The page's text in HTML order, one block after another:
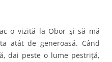
o vizită la Obor şi să mă
atât de generoasă. Când
dai peste o lume pestriţă,